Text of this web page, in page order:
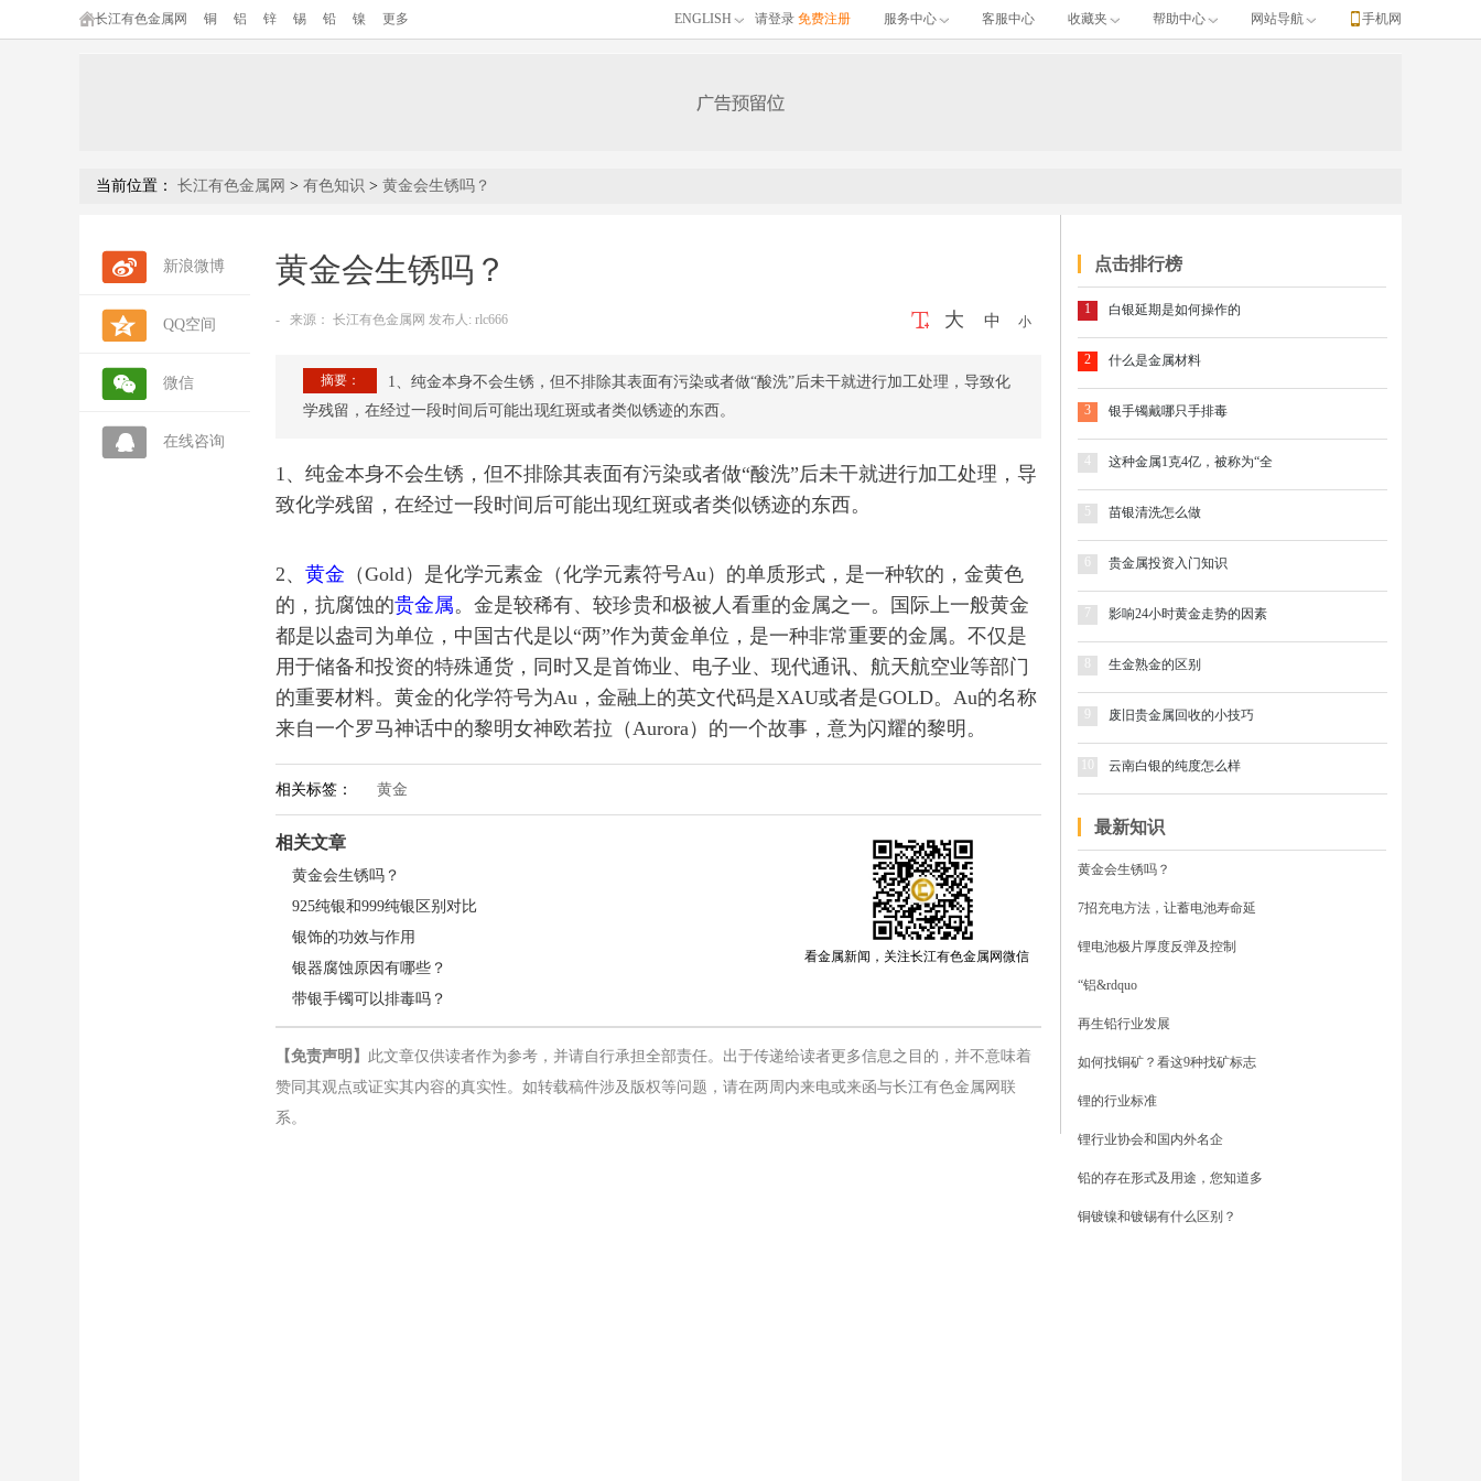
长江有色金属网 铜 铝 锌 锡 铅 镍 更多 ENGLISH 请登录 免费注册 服务中心 客服中心 收藏夹 帮助中心 网站导航 手机网
当前位置： 长江有色金属网 > 有色知识 > 黄金会生锈吗？
新浪微博
QQ空间
微信
在线咨询
黄金会生锈吗？
- 来源： 长江有色金属网 发布人: rlc666 大 中 小
摘要：
1、纯金本身不会生锈，但不排除其表面有污染或者做“酸洗”后未干就进行加工处理，导致化
学残留，在经过一段时间后可能出现红斑或者类似锈迹的东西。
1、纯金本身不会生锈，但不排除其表面有污染或者做“酸洗”后未干就进行加工处理，导
致化学残留，在经过一段时间后可能出现红斑或者类似锈迹的东西。
2、 黄金 （Gold）是化学元素金（化学元素符号Au）的单质形式，是一种软的，金黄色
的，抗腐蚀的贵金属。金是较稀有、较珍贵和极被人看重的金属之一。国际上一般黄金
都是以盎司为单位，中国古代是以“两”作为黄金单位，是一种非常重要的金属。不仅是
用于储备和投资的特殊通货，同时又是首饰业、电子业、现代通讯、航天航空业等部门
的重要材料。黄金的化学符号为Au，金融上的英文代码是XAU或者是GOLD。Au的名称
来自一个罗马神话中的黎明女神欧若拉（Aurora）的一个故事，意为闪耀的黎明。
相关标签： 黄金
相关文章
黄金会生锈吗？
925纯银和999纯银区别对比
银饰的功效与作用
银器腐蚀原因有哪些？
带银手镯可以排毒吗？
看金属新闻，关注长江有色金属网微信
【免责声明】 此文章仅供读者作为参考，并请自行承担全部责任。出于传递给读者更多信息之目的，并不意味着
赞同其观点或证实其内容的真实性。如转载稿件涉及版权等问题，请在两周内来电或来函与长江有色金属网联
系。
点击排行榜
1 白银延期是如何操作的
2 什么是金属材料
3 银手镯戴哪只手排毒
4 这种金属1克4亿，被称为“全
5 苗银清洗怎么做
贵金属投资入门知识
7 影响24小时黄金走势的因素
生金熟金的区别
废旧贵金属回收的小技巧
云南白银的纯度怎么样
最新知识
黄金会生锈吗？
7招充电方法，让蓄电池寿命延
锂电池极片厚度反弹及控制
“铝&rdquo
再生铅行业发展
如何找铜矿？看这9种找矿标志
锂的行业标准
锂行业协会和国内外名企
铅的存在形式及用途，您知道多
铜镀镍和镀锡有什么区别？